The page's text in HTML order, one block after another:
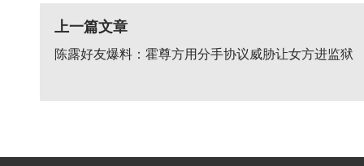
上一篇文章
陈露好友爆料：霍尊方用分手协议威胁让女方进监狱